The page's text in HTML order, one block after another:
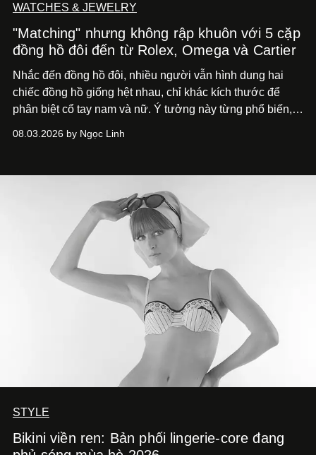
WATCHES & JEWELRY
"Matching" nhưng không rập khuôn với 5 cặp
đồng hồ đôi đến từ Rolex, Omega và Cartier
Nhắc đến đồng hồ đôi, nhiều người vẫn hình dung hai
chiếc đồng hồ giống hệt nhau, chỉ khác kích thước để
phân biệt cổ tay nam và nữ. Ý tưởng này từng phổ biến,
khá rập khuôn. Nói lời tạm biết hai phiên bản nam nữ
mải miết tìm kiếm sự đồng nhất tuyệt đối. Họ để những
đường nét, tỷ lệ và bảng màu nối liền hai thiết kế, dù mỗi
phiên bản vẫn mang linh hồn riêng.
08.03.2026 by Ngọc Linh
STYLE
Bikini viền ren: Bản phối lingerie-core đang